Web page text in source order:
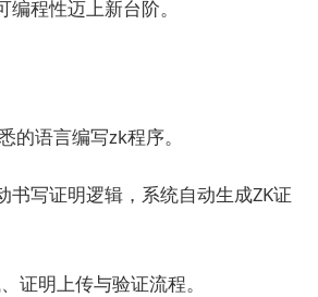
程性迈上新台阶。
的语言编写zk程序。
书写证明逻辑，系统自动生成ZK证
证明上传与验证流程。